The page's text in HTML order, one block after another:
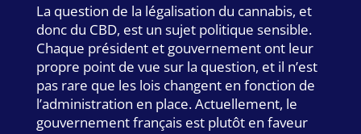
La question de la légalisation du cannabis, et
donc du CBD, est un sujet politique sensible.
Chaque président et gouvernement ont leur
propre point de vue sur la question, et il n’est
pas rare que les lois changent en fonction de
l’administration en place. Actuellement, le
gouvernement français est plutôt en faveur